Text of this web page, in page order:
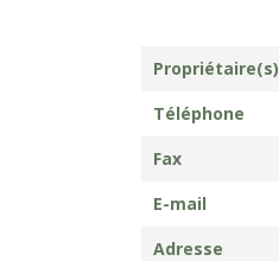
Propriétaire(s)
Téléphone
Fax
E-mail
Adresse